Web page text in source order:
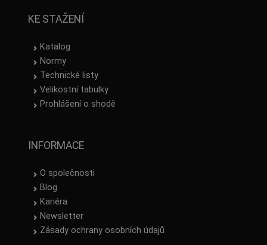
KE STAŽENÍ
Katalog
Normy
Technické listy
Velikostní tabulky
Prohlášení o shodě
INFORMACE
O společnosti
Blog
Kariéra
Newsletter
Zásady ochrany osobních údajů